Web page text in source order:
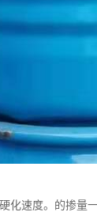
化速度。的掺量